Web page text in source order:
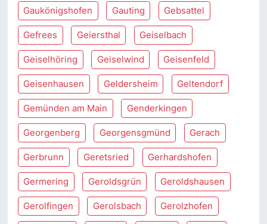
Gaukönigshofen Gauting Gebsattel
Gefrees Geiersthal Geiselbach
Geiselhöring Geiselwind Geisenfeld
Geisenhausen Geldersheim Geltendorf
Gemünden am Main Genderkingen
Georgenberg Georgensgmünd Gerach
Gerbrunn Geretsried Gerhardshofen
Germering Geroldsgrün Geroldshausen
Gerolfingen Gerolsbach Gerolzhofen